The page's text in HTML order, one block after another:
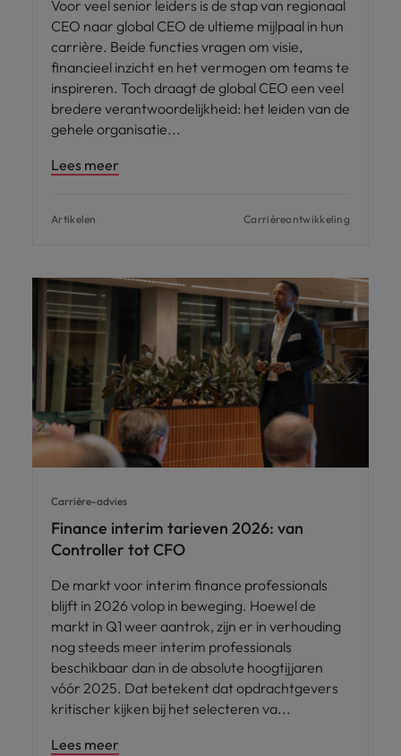
Voor veel senior leiders is de stap van regionaal
CEO naar global CEO de ultieme mijlpaal in hun
carrière. Beide functies vragen om visie,
financieel inzicht en het vermogen om teams te
inspireren. Toch draagt de global CEO een veel
bredere verantwoordelijkheid: het leiden van de
gehele organisatie
Lees meer
Artikelen Carrièreontwikkeling
Carrière-advies
Finance interim tarieven 2026: van
Controller tot CFO
De markt voor interim finance professionals
blijft in 2026 volop in beweging. Hoewel de
markt in Q1 weer aantrok, zijn er in verhouding
nog steeds meer interim professionals
beschikbaar dan in de absolute hoogtijjaren
vóór 2025. Dat betekent dat opdrachtgevers
kritischer kijken bij het selecteren va
Lees meer